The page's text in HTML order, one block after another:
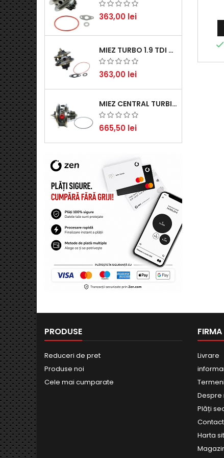
363,00 lei
MIEZ TURBO 1.9 TDI - PERFORMANȚĂ FIABILĂ PENTRU AUDI, SEAT, SKODA ȘI VW
363,00 lei
MIEZ CENTRAL TURBINĂ SUZUKI GRAND ESCUDO II 1.9 DDIS TRACȚIUNE INTEGRALĂ - MOTORIZARE 1.9L, 95 KW (129 CP)
665,50 lei

PRODUSE
Reduceri de pret
Produse noi
Cele mai cumparate
Livrare
Despre
Plăți
Harta